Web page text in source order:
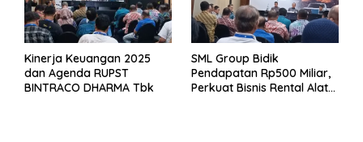
Kinerja Keuangan 2025
dan Agenda RUPST
BINTRACO DHARMA Tbk
SML Group Bidik
Pendapatan Rp500 Miliar,
Perkuat Bisnis Rental Alat